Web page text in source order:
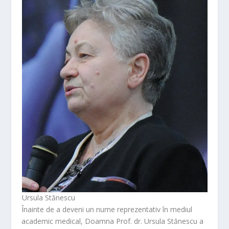
Ursula Stănescu
Înainte de a deveni un nume reprezentativ în mediul
academic medical, Doamna Prof. dr. Ursula Stănescu a